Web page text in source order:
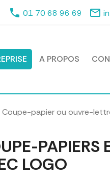
phone 01 70 68 96 69 mail_outline
A PROPOS
Coupe-papier ou ouvre-
PAPIERS
LOGO